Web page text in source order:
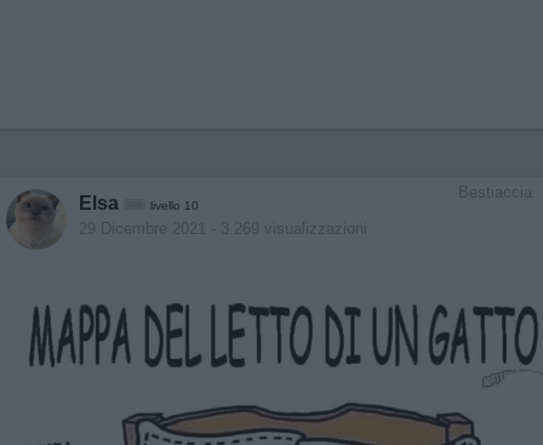
Bestiaccia
Elsa livello 10
29 Dicembre 2021 - 3.269 visualizzazioni